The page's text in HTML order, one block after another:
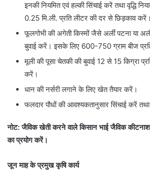
इनकी नियमित एवं हल्की सिंचाई करें तथा वृद्धि
0.25 मि.ली. प्रति लीटर की दर से छिड़काव करें।
फूलगोभी की अगेती किस्मों जैसे अर्ली पटना या
बुवाई करें। इसके लिए 600-750 ग्राम बीज प्रति
मूली की पूसा चेतकी की बुवाई 12 से 15 किग्रा
करें।
धान की नर्सरी लगाने के लिए खेत तैयार करें।
फलदार पौधों की आवश्यकतानुसार सिंचाई करें
नोट: जैविक खेती करने वाले किसान भाई जैविक
का प्रयोग करें।
जून माह के प्रमुख कृषि कार्य